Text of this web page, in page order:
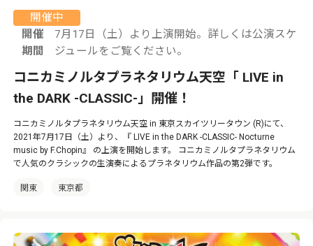
開催中
開催
期間
7月17日（土）より上演開始。詳しくは公演スケ
ジュールをご覧ください。
コニカミノルタプラネタリウム天空「 LIVE in
the DARK -CLASSIC-」開催！
コニカミノルタプラネタリウム天空 in 東京スカイツリータウン (R)にて、
2021年7月17日（土）より、『 LIVE in the DARK -CLASSIC- Nocturne
music by F.Chopin』 の上演を開始します。 コニカミノルタプラネタリウム
で人気のクラシックの生演奏によるプラネタリウム作品の第2弾です。
関東 東京都